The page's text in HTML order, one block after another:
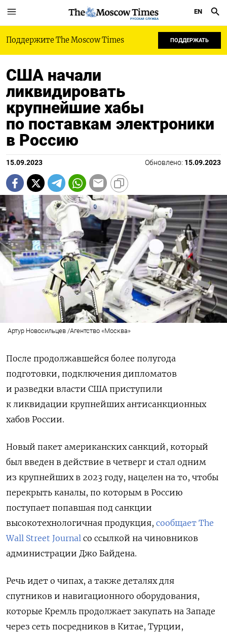
РУССКАЯ СЛУЖБА
EN
Поддержите The Moscow Times ПОДДЕРЖАТЬ
США начали
ликвидировать
крупнейшие хабы
по поставкам электроники
в Россию
15.09.2023 Обновлено: 15.09.2023
Артур Новосильцев /Агентство «Москва»
После продолжавшейся более полугода
подготовки, подключения дипломатов
и разведки власти США приступили
к ликвидации крупнейших антисанкционных
хабов России.
Новый пакет американских санкций, который
был введен в действие в четверг и стал одним
из крупнейших в 2023 году, нацелен на то, чтобы
перекрыть каналы, по которым в Россию
поступает попавшая под санкции
высокотехнологичная продукция, сообщает The
Wall Street Journal со ссылкой на чиновников
администрации Джо Байдена.
Речь идет о чипах, а также деталях для
спутников и навигационного оборудования,
которые Кремль продолжает закупать на Западе
через сеть посредников в Китае, Турции,